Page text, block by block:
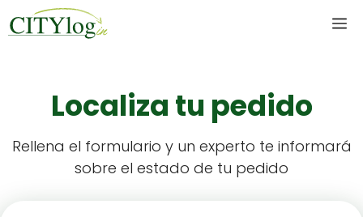
Skip
to
Localiza tu pedido
Rel­lena el for­mu­la­rio y un exper­to te infor­mará
sobre el esta­do de tu pedi­do